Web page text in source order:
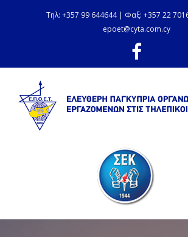
Τηλ: +357 99 644644 | Φαξ: +357 22
epoet@cyta.com.cy